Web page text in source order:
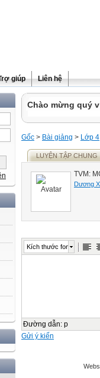
giúp Liên hệ
Chào mừng quý
Gốc > Bài giảng > Lớp 4
LUYỆN TẬP CHUNG
TVM:
Dương
Kích thước font
Đường dẫn: p
Gửi ý kiến